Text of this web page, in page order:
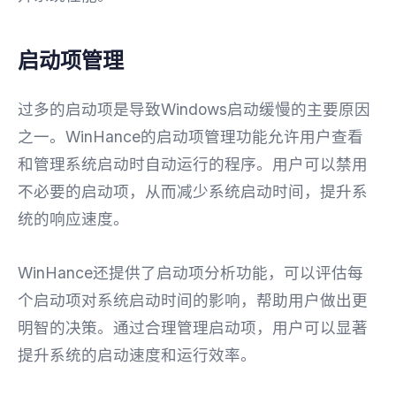
启动项管理
过多的启动项是导致Windows启动缓慢的主要原因
之一。WinHance的启动项管理功能允许用户查看
和管理系统启动时自动运行的程序。用户可以禁用
不必要的启动项，从而减少系统启动时间，提升系
统的响应速度。
WinHance还提供了启动项分析功能，可以评估每
个启动项对系统启动时间的影响，帮助用户做出更
明智的决策。通过合理管理启动项，用户可以显著
提升系统的启动速度和运行效率。